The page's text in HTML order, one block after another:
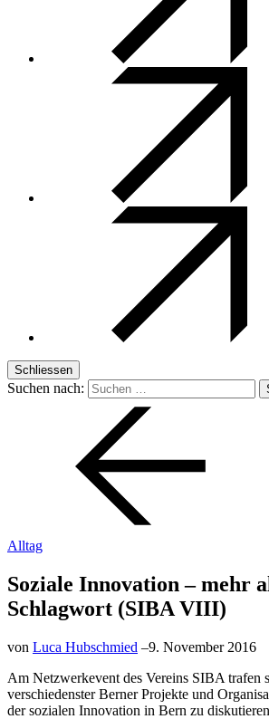
Schliessen
Suchen nach:
Alltag
Soziale Innovation – mehr
Schlagwort (SIBA VIII)
von Luca Hubschmied –9. November 2016
Am Netzwerkevent des Vereins SIBA trafen
verschiedenster Berner Projekte und
der sozialen Innovation in Bern zu